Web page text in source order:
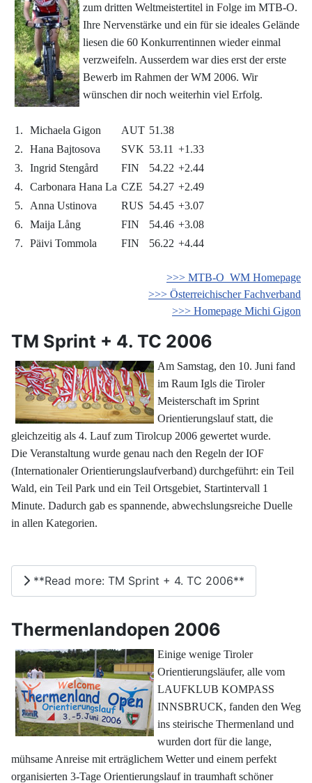
zum dritten Weltmeistertitel in Folge im MTB-O.
Ihre Nervenstärke und ein für sie ideales Gelände
liesen die 60 Konkurrentinnen wieder einmal
verzweifeln. Ausserdem war dies erst der erste
Bewerb im Rahmen der WM 2006. Wir
wünschen dir noch weiterhin viel Erfolg.
1. Michaela Gigon AUT 51.38
2.
Hana Bajtosova SVK 53.11 +1.33
3.
Ingrid Stengård FIN 54.22 +2.44
4.
Carbonara Hana La CZE 54.27 +2.49
5.
Anna Ustinova RUS 54.45 +3.07
6.
Maija Lång FIN 54.46 +3.08
7.
Päivi Tommola FIN 56.22 +4.44
>>> MTB-O WM Homepage
>>> Österreichischer Fachverband
>>> Homepage Michi Gigon
TM Sprint + 4. TC 2006
Am Samstag, den 10. Juni fand
im Raum Igls die Tiroler
Meisterschaft im Sprint
Orientierungslauf statt, die
gleichzeitig als 4. Lauf zum Tirolcup 2006 gewertet wurde.
Die Veranstaltung wurde genau nach den Regeln der IOF
(Internationaler Orientierungslaufverband) durchgeführt: ein Teil
Wald, ein Teil Park und ein Teil Ortsgebiet, Startintervall 1
Minute. Dadurch gab es spannende, abwechslungsreiche Duelle
in allen Kategorien.
**Read more: TM Sprint + 4. TC 2006**
Thermenlandopen 2006
Einige wenige Tiroler
Orientierungsläufer, alle vom
LAUFKLUB KOMPASS
INNSBRUCK, fanden den Weg
ins steirische Thermenland und
wurden dort für die lange,
mühsame Anreise mit erträglichem Wetter und einem perfekt
organisierten 3-Tage Orientierungslauf in traumhaft schöner